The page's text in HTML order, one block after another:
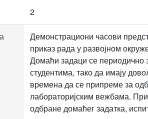
2
Демонстрациони часови
приказ рада у развојном
Домаћи задаци се периодично
студентима, тако да имају
времена да се припреме за
лабораторијским вежбама.
одбране домаћег задатка,